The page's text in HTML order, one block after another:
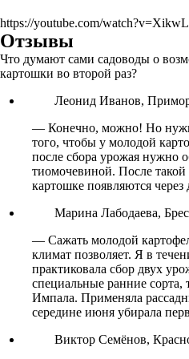
https://youtube.com/
Отзывы
Что думают сами садоводы о
картошки во второй раз?
Леонид Иванов,
— Конечно, можно! Но
того, чтобы у молодой
после сбора урожая нужно
тиомочевиной. После такой
картошке появляются через
Марина Лабодаева,
— Сажать молодой
климат позволяет. Я в
практиковала сбор двух
специальные ранние сорта,
Импала. Применяла
середине июня убирала
Виктор Семёнов,